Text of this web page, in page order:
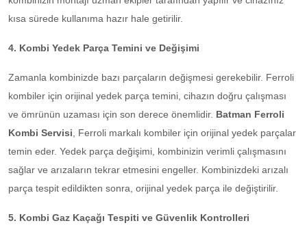
kısa sürede kullanıma hazır hale getirilir.
4. Kombi Yedek Parça Temini ve Değişimi
Zamanla kombinizde bazı parçaların değişmesi gerekebilir. Ferroli
kombiler için orijinal yedek parça temini, cihazın doğru çalışması
ve ömrünün uzaması için son derece önemlidir. Batman Ferroli
Kombi Servisi , Ferroli markalı kombiler için orijinal yedek parçalar
temin eder. Yedek parça değişimi, kombinizin verimli çalışmasını
sağlar ve arızaların tekrar etmesini engeller. Kombinizdeki arızalı
parça tespit edildikten sonra, orijinal yedek parça ile değiştirilir.
5. Kombi Gaz Kaçağı Tespiti ve Güvenlik Kontrolleri